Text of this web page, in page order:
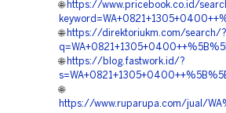
🌐 https://www.pricebook.co.id/
🌐 https://direktoriukm.com/search/?
🌐 https://blog.fastwork.id/?
🌐
https://www.ruparupa.com/jual/